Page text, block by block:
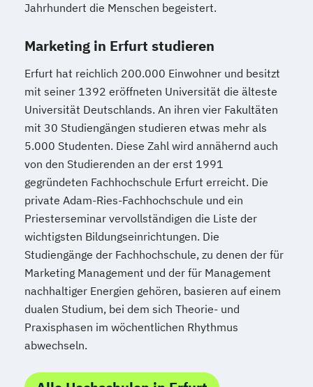
Jahrhundert die Menschen begeistert.
Marketing in Erfurt studieren
Erfurt hat reichlich 200.000 Einwohner und besitzt
mit seiner 1392 eröffneten Universität die älteste
Universität Deutschlands. An ihren vier Fakultäten
mit 30 Studiengängen studieren etwas mehr als
5.000 Studenten. Diese Zahl wird annähernd auch
von den Studierenden an der erst 1991
gegründeten Fachhochschule Erfurt erreicht. Die
private Adam-Ries-Fachhochschule und ein
Priesterseminar vervollständigen die Liste der
wichtigsten Bildungseinrichtungen. Die
Studiengänge der Fachhochschule, zu denen der für
Marketing Management und der für Management
nachhaltiger Energien gehören, basieren auf einem
dualen Studium, bei dem sich Theorie- und
Praxisphasen im wöchentlichen Rhythmus
abwechseln.